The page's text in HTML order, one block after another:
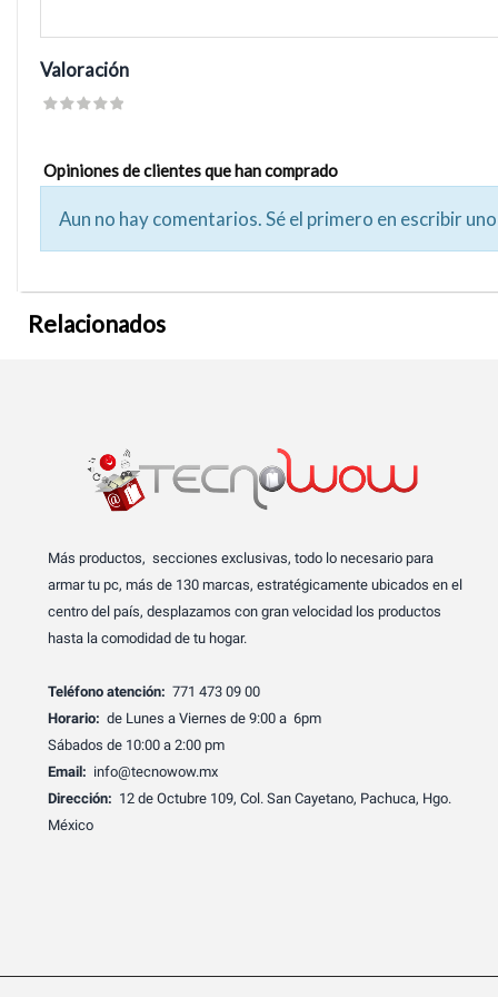
Valoración
Opiniones de clientes que han comprado
Aun no hay comentarios. Sé el primero en escribir uno
Relacionados
Más productos, secciones exclusivas, todo lo necesario para
armar tu pc, más de 130 marcas, estratégicamente ubicados en el
centro del país, desplazamos con gran velocidad los productos
hasta la comodidad de tu hogar.
Teléfono atención: 771 473 09 00
Horario: de Lunes a Viernes de 9:00 a 6pm
Sábados de 10:00 a 2:00 pm
Email: info@tecnowow.mx
Dirección: 12 de Octubre 109, Col. San Cayetano, Pachuca, Hgo.
México